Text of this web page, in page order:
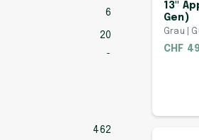
6
20
126
462
13"
Gen)
Grau |
CHF